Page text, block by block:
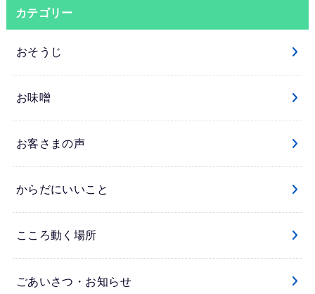
カテゴリー
おそうじ
お味噌
お客さまの声
からだにいいこと
こころ動く場所
ごあいさつ・お知らせ